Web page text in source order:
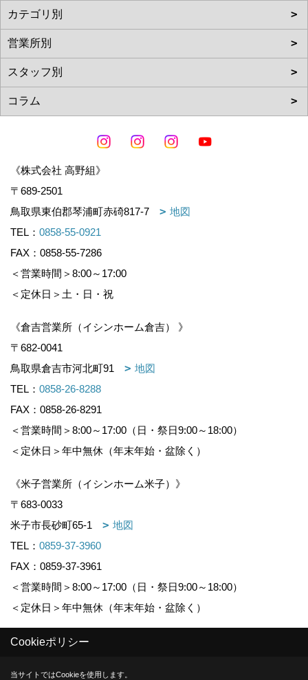
《株式会社 高野組》
〒689-2501
鳥取県東伯郡琴浦町赤碕817-7
地図
TEL： 0858-55-0921
FAX：0858-55-7286
＜営業時間＞8:00～17:00
＜定休日＞土・日・祝
《倉吉営業所（イシンホーム倉吉） 》
〒682-0041
鳥取県倉吉市河北町91
地図
TEL： 0858-26-8288
FAX：0858-26-8291
＜営業時間＞8:00～17:00（日・祭日9:00～18:00）
＜定休日＞年中無休（年末年始・盆除く）
《米子営業所（イシンホーム米子）》
〒683-0033
米子市長砂町65-1
地図
TEL： 0859-37-3960
FAX：0859-37-3961
＜営業時間＞8:00～17:00（日・祭日9:00～18:00）
＜定休日＞年中無休（年末年始・盆除く）
Produced byゴデスクリエイト
Cookieポリシー
当サイトではCookieを使用します。